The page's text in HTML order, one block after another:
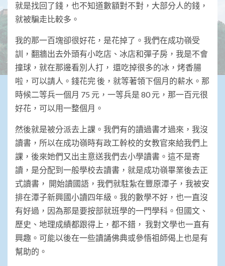
就是找回了錢，也不知道數額對不對，大部分人的錢，
就被騙走比較多。
我的那一百塊卻很好花，是花掉了。我們在成功嶺受
訓，翻牆出去外頭有小吃店、冰店和彈子房，我是不會
撞球，就在那邊看別人打， 還吃掉很多的冰，烤香腸
啦，可以請人。錢花完 後，就等著領下個月的薪水。那
時候二等兵一個月 75 元，一等兵是 80 元，那一百元很
好花，可以用一整個月。
然後就是被分派去上課。我們有的讀過書才過來，我沒
讀書，所以在成功嶺時有政工幹校的女教官來給我們上
課，後來她們又出主意送我們去小學讀書。這不是寄
讀，是分配到一般學校去讀書，就是成功嶺畢業後去正
式讀書， 開始讀國語，我們就駐紮在豐原潭子，我被安
排在潭子新興國小讀四年級。我的數學不好，也一直沒
有好過，因為那是要按部就班學的一門學科。但國文、
歷史、地理成績都跟得上，都不錯， 我對文學也一直有
興趣。可能以後在一些讀誦佛典或參悟祖師偈上也是有
幫助的。